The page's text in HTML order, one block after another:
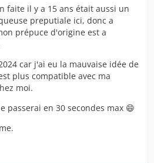
faite il y a 15 ans était aussi un
preputiale ici, donc a
prépuce d'origine est a
car j'ai eu la mauvaise idée de
plus compatible avec ma
moi.
passerai en 30 secondes max 😄